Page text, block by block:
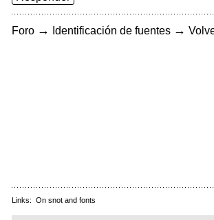
Foro → Identificación de fuentes →
Links: On snot and fonts